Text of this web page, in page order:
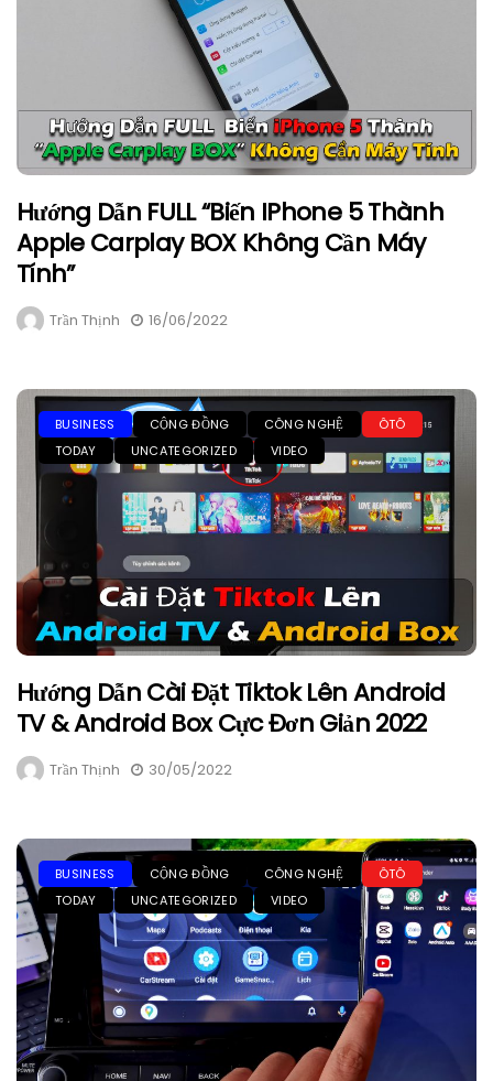
Hướng Dẫn FULL “Biến IPhone 5 Thành
Apple Carplay BOX Không Cần Máy
Tính”
Trần Thịnh 16/06/2022
BUSINESS CỘNG ĐỒNG CÔNG NGHỆ
ÔTÔ
TODAY
UNCATEGORIZED VIDEO
Hướng Dẫn Cài Đặt Tiktok Lên Android
TV & Android Box Cực Đơn Giản 2022
Trần Thịnh 30/05/2022
BUSINESS CỘNG ĐỒNG CÔNG NGHỆ
ÔTÔ
TODAY
UNCATEGORIZED VIDEO